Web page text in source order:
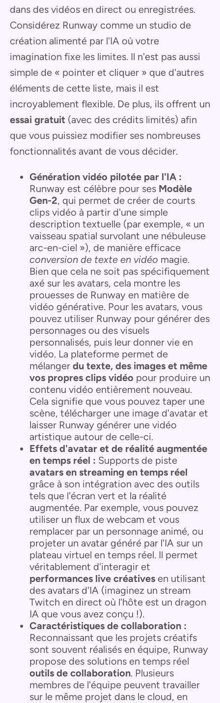
dans des vidéos en direct ou enregistrées.
Considérez Runway comme un studio de
création alimenté par l'IA où votre
imagination fixe les limites. Il n'est pas aussi
simple de « pointer et cliquer » que d'autres
éléments de cette liste, mais il est
incroyablement flexible. De plus, ils offrent un
essai gratuit (avec des crédits limités) afin
que vous puissiez modifier ses nombreuses
fonctionnalités avant de vous décider.
Génération vidéo pilotée par l'IA :
Runway est célèbre pour ses Modèle
Gen-2, qui permet de créer de courts
clips vidéo à partir d'une simple
description textuelle (par exemple, « un
vaisseau spatial survolant une nébuleuse
arc-en-ciel »), de manière efficace
conversion de texte en vidéo magie.
Bien que cela ne soit pas spécifiquement
axé sur les avatars, cela montre les
prouesses de Runway en matière de
vidéo générative. Pour les avatars, vous
pouvez utiliser Runway pour générer des
personnages ou des visuels
personnalisés, puis leur donner vie en
vidéo. La plateforme permet de
mélanger du texte, des images et même
vos propres clips vidéo pour produire un
contenu vidéo entièrement nouveau.
Cela signifie que vous pouvez taper une
scène, télécharger une image d'avatar et
laisser Runway générer une vidéo
artistique autour de celle-ci.
Effets d'avatar et de réalité augmentée
en temps réel : Supports de piste
avatars en streaming en temps réel
grâce à son intégration avec des outils
tels que l'écran vert et la réalité
augmentée. Par exemple, vous pouvez
utiliser un flux de webcam et vous
remplacer par un personnage animé, ou
projeter un avatar généré par l'IA sur un
plateau virtuel en temps réel. Il permet
véritablement d'interagir et
performances live créatives en utilisant
des avatars d'IA (imaginez un stream
Twitch en direct où l'hôte est un dragon
IA que vous avez conçu !).
Caractéristiques de collaboration :
Reconnaissant que les projets créatifs
sont souvent réalisés en équipe, Runway
propose des solutions en temps réel
outils de collaboration. Plusieurs
membres de l'équipe peuvent travailler
sur le même projet dans le cloud, en